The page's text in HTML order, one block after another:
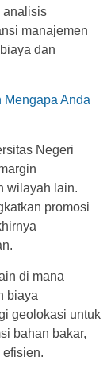
analisis
manajemen
dan
Mengapa Anda
Negeri
wilayah lain.
promosi
di mana
biaya
geolokasi untuk
bahan bakar,